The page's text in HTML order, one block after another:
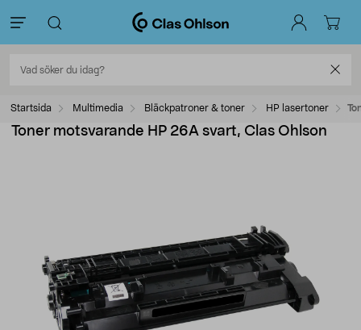
Startsida Multimedia Bläckpatroner & toner HP lasertoner
Toner motsvarande HP 26A svart, Clas Ohlson